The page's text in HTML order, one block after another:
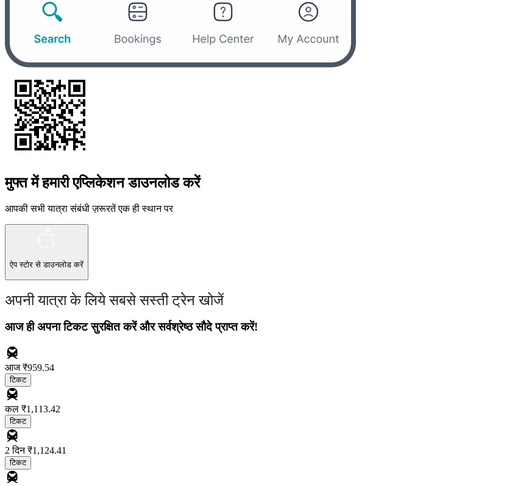
मुफ्त में हमारी एप्लिकेशन डाउनलोड करें
आपकी सभी यात्रा संबंधी ज़रूरतें एक ही स्थान पर
ऐप स्टोर से डाउनलोड करें
अपनी यात्रा के लिये सबसे सस्ती ट्रेन खोजें
आज ही अपना टिकट सुरक्षित करें और सर्वश्रेष्ठ सौदे प्राप्त करें!
आज₹959.54
टिकट
कल ₹1,113.42
टिकट
2 दिन₹1,124.41
टिकट